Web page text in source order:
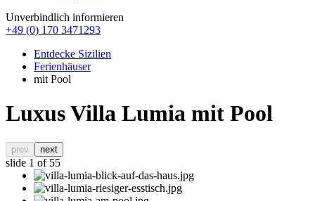
Unverbindlich informieren
+49 (0) 170 3471293
Entdecke Sizilien
Ferienhäuser
mit Pool
Luxus Villa Lumia mit Pool
prev next
slide 1 of 55